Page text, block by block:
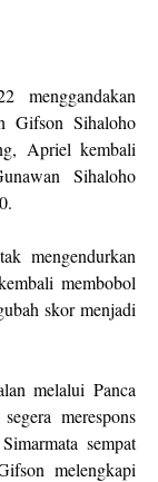
menggandakan
Gifson Sihaloho
Apriel kembali
Sihaloho
mengendurkan
membobol
skor menjadi
melalui Panca
merespons
sempat
melengkapi